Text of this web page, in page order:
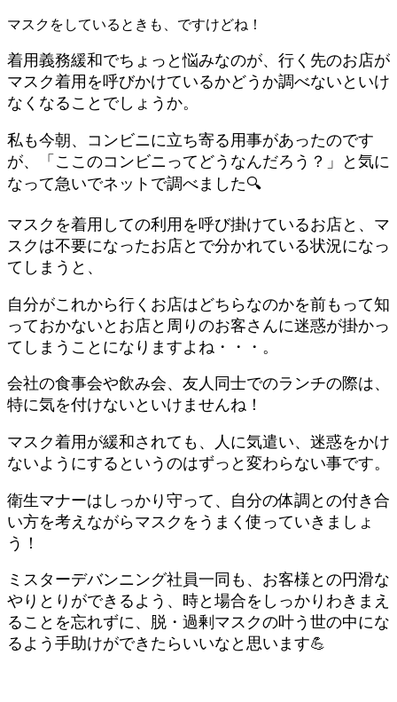
マスクをしているときも、ですけどね！
着用義務緩和でちょっと悩みなのが、行く先のお店が
マスク着用を呼びかけているかどうか調べないといけ
なくなることでしょうか。
私も今朝、コンビニに立ち寄る用事があったのです
が、「ここのコンビニってどうなんだろう？」と気に
なって急いでネットで調べました🔍
マスクを着用しての利用を呼び掛けているお店と、マ
スクは不要になったお店とで分かれている状況になっ
てしまうと、
自分がこれから行くお店はどちらなのかを前もって知
っておかないとお店と周りのお客さんに迷惑が掛かっ
てしまうことになりますよね・・・。
会社の食事会や飲み会、友人同士でのランチの際は、
特に気を付けないといけませんね！
マスク着用が緩和されても、人に気遣い、迷惑をかけ
ないようにするというのはずっと変わらない事です。
衛生マナーはしっかり守って、自分の体調との付き合
い方を考えながらマスクをうまく使っていきましょ
う！
ミスターデバンニング社員一同も、お客様との円滑な
やりとりができるよう、時と場合をしっかりわきまえ
ることを忘れずに、脱・過剰マスクの叶う世の中にな
るよう手助けができたらいいなと思います💪